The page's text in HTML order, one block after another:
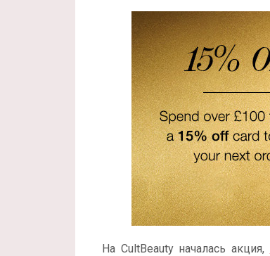
На CultBeauty началась акция,